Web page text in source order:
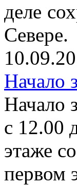
деле
Севере.
Начало
Начало
с 12.00
этаже
первом